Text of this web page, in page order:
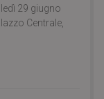
29 giugno
Centrale,